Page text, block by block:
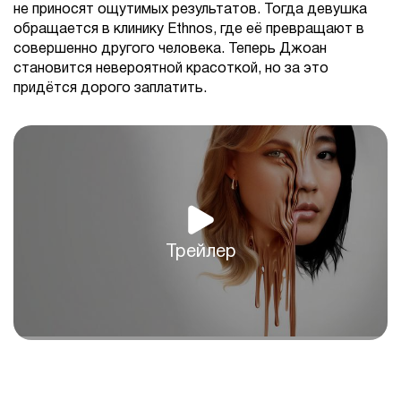
не приносят ощутимых результатов. Тогда девушка
обращается в клинику Ethnos, где её превращают в
совершенно другого человека. Теперь Джоан
становится невероятной красоткой, но за это
придётся дорого заплатить.
Трейлер